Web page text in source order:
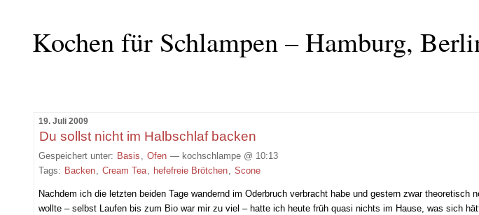
Kochen für Schlampen – Hamburg,
19. Juli 2009
Du sollst nicht im Halbschlaf backen
Gespeichert unter: Basis Ofen — kochschlampe @ 10:13
Tags: Backen Cream Tea hefefreie Brötchen Scone
Nachdem ich die letzten beiden Tage wandernd im Oderbruch verbracht habe und gestern zwar
wollte – selbst Laufen bis zum Bio war mir zu viel – hatte ich heute früh quasi nichts im Hause, was sich